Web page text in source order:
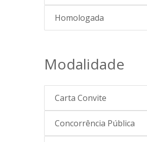
Homologada
Modalidade
Carta Convite
Concorrência Pública